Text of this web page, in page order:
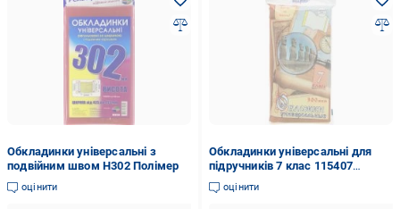
Обкладинки універсальні з
подвійним швом H302 Полімер
оцінити
Обкладинки універсальні для
підручників 7 клас 115407
Полімер
оцінити